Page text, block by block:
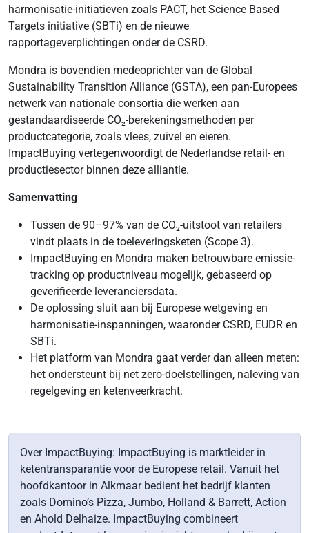
harmonisatie-initiatieven zoals PACT, het Science Based
Targets initiative (SBTi) en de nieuwe
rapportageverplichtingen onder de CSRD.
Mondra is bovendien medeoprichter van de Global
Sustainability Transition Alliance (GSTA), een pan-Europees
netwerk van nationale consortia die werken aan
gestandaardiseerde CO₂-berekeningsmethoden per
productcategorie, zoals vlees, zuivel en eieren.
ImpactBuying vertegenwoordigt de Nederlandse retail- en
productiesector binnen deze alliantie.
Samenvatting
Tussen de 90–97% van de CO₂-uitstoot van retailers
vindt plaats in de toeleveringsketen (Scope 3).
ImpactBuying en Mondra maken betrouwbare emissie-
tracking op productniveau mogelijk, gebaseerd op
geverifieerde leveranciersdata.
De oplossing sluit aan bij Europese wetgeving en
harmonisatie-inspanningen, waaronder CSRD, EUDR en
SBTi.
Het platform van Mondra gaat verder dan alleen meten:
het ondersteunt bij net zero-doelstellingen, naleving van
regelgeving en ketenveerkracht.
Over ImpactBuying: ImpactBuying is marktleider in
ketentransparantie voor de Europese retail. Vanuit het
hoofdkantoor in Alkmaar bedient het bedrijf klanten
zoals Domino’s Pizza, Jumbo, Holland & Barrett, Action
en Ahold Delhaize. ImpactBuying combineert